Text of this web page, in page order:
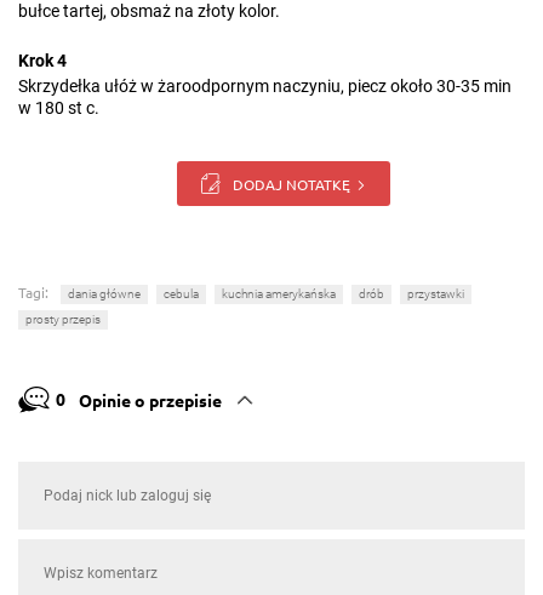
bułce tartej, obsmaż na złoty kolor.
Krok 4
Skrzydełka ułóż w żaroodpornym naczyniu, piecz około 30-35 min
w 180 st c.
DODAJ NOTATKĘ
Tagi: dania główne cebula kuchnia amerykańska drób
przystawki
prosty przepis
0 Opinie o przepisie